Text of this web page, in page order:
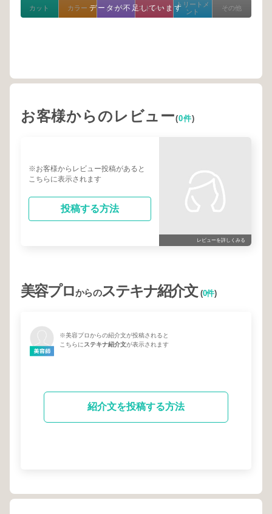
データが不足しています
カット カラー パーマ ストレート
トリートメ
ント
その他
お客様からのレビュー(0件)
※お客様からレビュー投稿があると
こちらに表示されます
投稿する方法
レビューを詳しくみる
美容プロからのステキナ紹介文(0件)
※美容プロからの紹介文が投稿されると
こちらにステキナ紹介文が表示されます
紹介文を投稿する方法